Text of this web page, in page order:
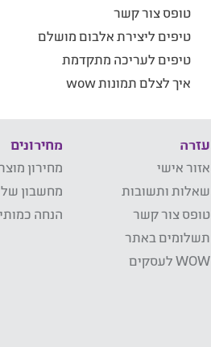
טופס צור קשר
טיפים ליצירת אלבום מושלם
טיפים לעריכה מתקדמת
איך לצלם תמונות wow
עזרה
אזור אישי
שאלות ותשובות
טופס צור קשר
תשלומים באתר
WOW לעסקים
מחירונים
מחירון
מחשבון
הנחה